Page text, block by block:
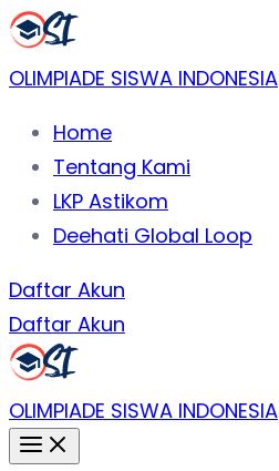
Lewati
konten
OLIMPIADE SISWA INDONESIA
Home
Tentang Kami
LKP Astikom
Deehati Global Loop
Daftar Akun
Daftar Akun
OLIMPIADE SISWA INDONESIA